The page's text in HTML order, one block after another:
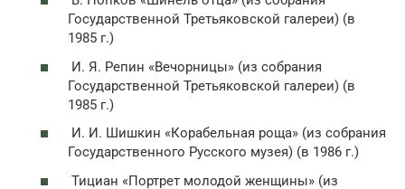
Государственной Третьяковской галереи) (в
1985 г.)
И. Я. Репин «Вечорницы» (из собрания
Государственной Третьяковской галереи) (в
1985 г.)
И. И. Шишкин «Корабельная роща» (из собрания
Государственного Русского музея) (в 1986 г.)
Тициан «Портрет молодой женщины» (из